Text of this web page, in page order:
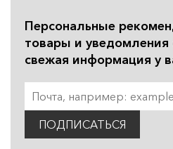
Персональные
товары и уведомления
свежая информация у
ПОДПИСАТЬСЯ